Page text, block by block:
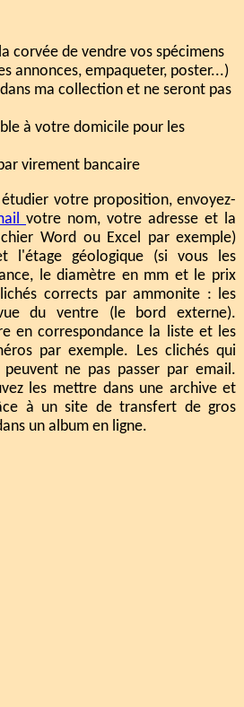
corvée de vendre vos spécimens
annonces, empaqueter, poster...)
ma collection et ne seront pas
à votre domicile pour les
virement bancaire
étudier votre proposition, envoyez-
votre nom, votre adresse et la
Word ou Excel par exemple)
l'étage géologique (si vous les
le diamètre en mm et le prix
corrects par ammonite : les
du ventre (le bord externe).
en correspondance la liste et les
par exemple. Les clichés qui
ne pas passer par email.
les mettre dans une archive et
à un site de transfert de gros
un album en ligne.